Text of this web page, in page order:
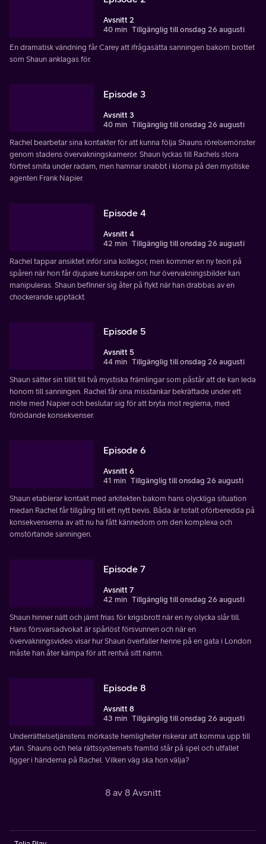
Avsnitt 2
40 min Tillgänglig till onsdag 26 augusti
En dramatisk vändning får Carey att ifrågasätta sanningen bakom brottet
som Shaun anklagas för.
Episode 3
Avsnitt 3
40 min Tillgänglig till onsdag 26 augusti
Rachel bearbetar sina kontakter för att kunna följa Shauns rörelsemönster
genom stadens övervakningskameror. Shaun lyckas till Rachels stora
förtret smita under radarn, men hamnar snabbt i klorna på den mystiske
agenten Frank Napier.
Episode 4
Avsnitt 4
42 min Tillgänglig till onsdag 26 augusti
Rachel tappar ansiktet inför sina kollegor, men kommer en ny teori på
spåren när hon får djupare kunskaper om hur övervakningsbilder kan
manipuleras. Shaun befinner sig åter på flykt när han drabbas av en
chockerande upptäckt.
Episode 5
Avsnitt 5
44 min Tillgänglig till onsdag 26 augusti
Shaun sätter sin tillit till två mystiska främlingar som påstår att de kan leda
honom till sanningen. Rachel får sina misstankar bekräftade under ett
möte med Napier och beslutar sig för att bryta mot reglerna, med
förödande konsekvenser.
Episode 6
Avsnitt 6
41 min Tillgänglig till onsdag 26 augusti
Shaun etablerar kontakt med arkitekten bakom hans olyckliga situation
medan Rachel får tillgång till ett nytt bevis. Båda är totalt oförberedda på
konsekvenserna av att nu ha fått kännedom om den komplexa och
omstörtande sanningen.
Episode 7
Avsnitt 7
42 min Tillgänglig till onsdag 26 augusti
Shaun hinner nätt och jämt frias för krigsbrott när en ny olycka slår till.
Hans försvarsadvokat är spårlöst försvunnen och när en
övervakningsvideo visar hur Shaun överfaller henne på en gata i London
måste han åter kämpa för att rentvå sitt namn.
Episode 8
Avsnitt 8
43 min Tillgänglig till onsdag 26 augusti
Underrättelsetjänstens mörkaste hemligheter riskerar att komma upp till
ytan. Shauns och hela rättssystemets framtid står på spel och utfallet
ligger i händerna på Rachel. Vilken väg ska hon välja?
8 av 8 Avsnitt